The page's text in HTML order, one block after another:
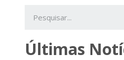
Últimas